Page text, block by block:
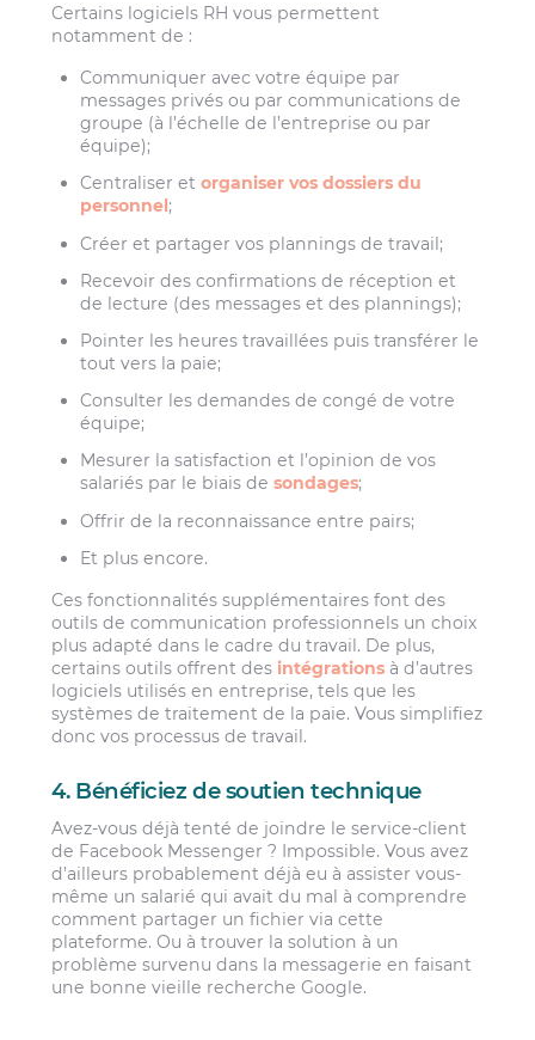
Certains logiciels RH vous permettent
notamment de :
Communiquer avec votre équipe par
messages privés ou par communications de
groupe (à l’échelle de l’entreprise ou par
équipe);
Centraliser etorganiser vos dossiers du
personnel ;
Créer et partager vos plannings de travail;
Recevoir des confirmations de réception et
de lecture (des messages et des plannings);
Pointer les heures travaillées puis transférer le
tout vers la paie;
Consulter les demandes de congé de votre
équipe;
Mesurer la satisfaction et l’opinion de vos
salariés par le biais desondages;
Offrir de la reconnaissance entre pairs;
Et plus encore.
Ces fonctionnalités supplémentaires font des
outils de communication professionnels un choix
plus adapté dans le cadre du travail. De plus,
certains outils offrent des intégrations à d’autres
logiciels utilisés en entreprise, tels que les
systèmes de traitement de la paie. Vous simplifiez
donc vos processus de travail.
4. Bénéficiez de soutien technique
Avez-vous déjà tenté de joindre le service-client
de Facebook Messenger ? Impossible. Vous avez
d’ailleurs probablement déjà eu à assister vous-
même un salarié qui avait du mal à comprendre
comment partager un fichier via cette
plateforme. Ou à trouver la solution à un
problème survenu dans la messagerie en faisant
une bonne vieille recherche Google.